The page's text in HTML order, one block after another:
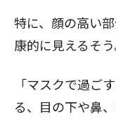
特に、顔の高い
康的に見えるそう
「マスクで過ご
る、目の下や鼻